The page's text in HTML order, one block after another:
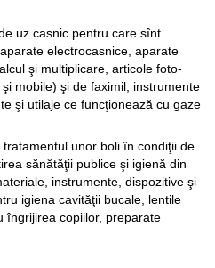
uz casnic pentru care sînt
electrocasnice, aparate
şi multiplicare, articole foto-
mobile) şi de faximil, instrumente
şi utilaje ce funcţionează cu gaze
unor boli în condiţii de
sănătăţii publice şi igienă din
instrumente, dispozitive şi
igiena cavităţii bucale, lentile
îngrijirea copiilor, preparate